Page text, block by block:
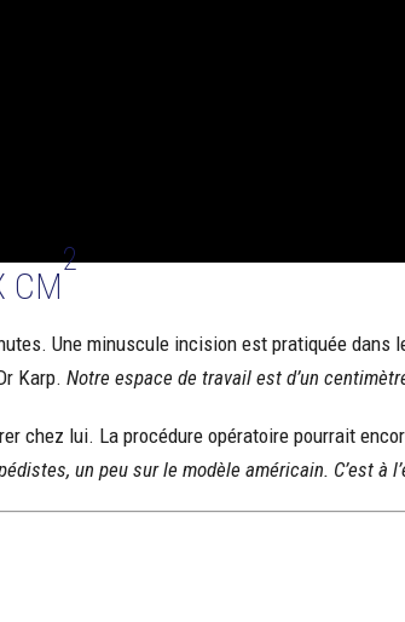
CM
2
Une minuscule incision est pratiquée
Karp. Notre espace de travail est d’un
chez lui. La procédure opératoire pourrait
un peu sur le modèle américain. C’est à